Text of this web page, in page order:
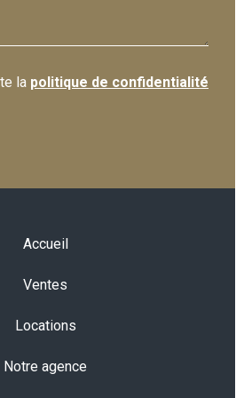
la politique de confidentialité
Accueil
Ventes
Locations
Notre agence